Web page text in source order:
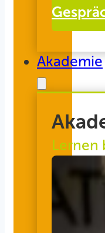
Akademie
Lernen